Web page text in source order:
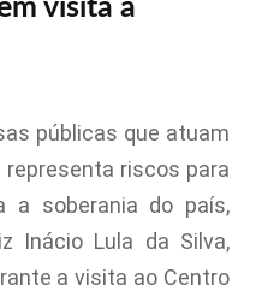
visita à
públicas que atuam
riscos para
a soberania do país,
Inácio Lula da Silva,
a visita ao Centro